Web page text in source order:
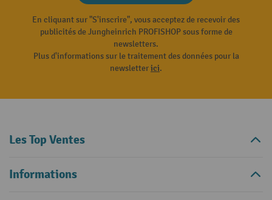
En cliquant sur "S'inscrire", vous acceptez de recevoir des
publicités de Jungheinrich PROFISHOP sous forme de
newsletters.
Plus d'informations sur le traitement des données pour la
newsletterici.
Les Top Ventes
Informations